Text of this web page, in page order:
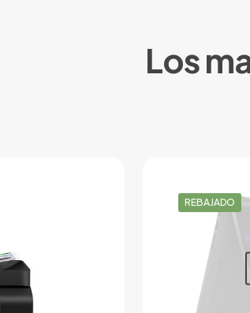
Los
REBAJADO